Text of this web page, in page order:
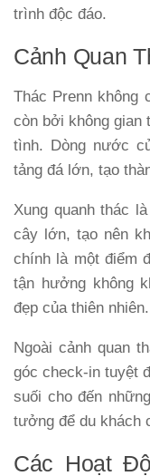
trình độc đáo.
Cảnh Quan
Thác Prenn không
còn bởi không gian
tình. Dòng nước
tảng đá lớn, tạo
Xung quanh thác
cây lớn, tạo nên
chính là một điểm
tận hưởng không
đẹp của thiên nhiên.
Ngoài cảnh quan
góc check-in tuyệt
suối cho đến
tưởng để du khách
Các Hoạt